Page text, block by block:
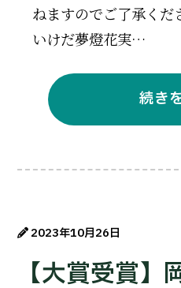
ねますのでご了承くだ
いけだ夢燈花実…
続き
2023年10月26日
【大賞受賞